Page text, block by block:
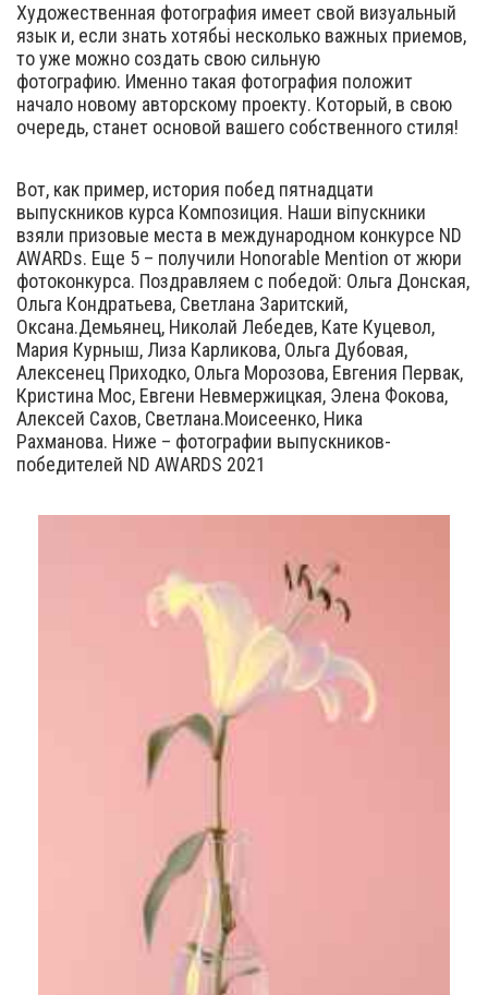
Художественная фотография имеет свой визуальный
язык и, если знать хотябьі несколько важных приемов,
то уже можно создать свою сильную
фотографию. Именно такая фотография положит
начало новому авторскому проекту. Который, в свою
очередь, станет основой вашего собственного стиля!
Вот, как пример, история побед пятнадцати
выпускников курса Композиция. Наши віпускники
взяли призовые места в международном конкурсе ND
AWARDs. Еще 5 – получили Honorable Mention от жюри
фотоконкурса. Поздравляем с победой: Ольга Донская,
Ольга Кондратьева, Светлана Заритский,
Оксана.Демьянец, Николай Лебедев, Кате Куцевол,
Мария Курныш, Лиза Карликова, Ольга Дубовая,
Алексенец Приходко, Ольга Морозова, Евгения Первак,
Кристина Мос, Евгени Невмержицкая, Элена Фокова,
Алексей Сахов, Светлана.Моисеенко, Ника
Рахманова. Ниже – фотографии выпускников-
победителей ND AWARDS 2021